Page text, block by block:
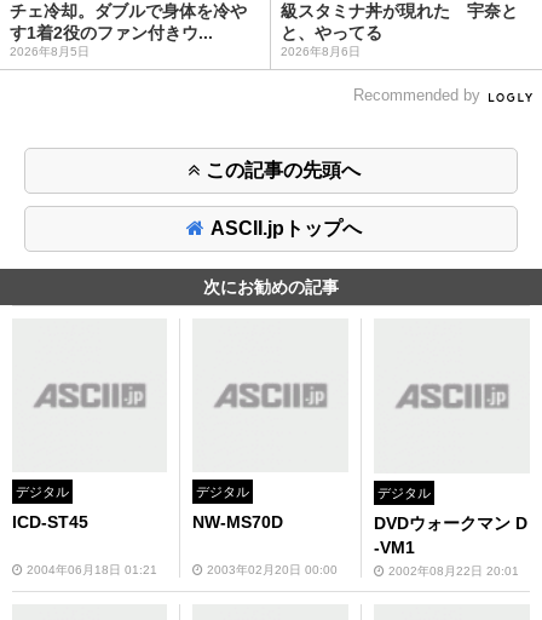
チェ冷却。ダブルで身体を冷や
す1着2役のファン付きウ...
2026年8月5日
級スタミナ丼が現れた 宇奈と
と、やってる
2026年8月6日
Recommended by
この記事の先頭へ
ASCII.jpトップへ
次にお勧めの記事
デジタル
ICD-ST45
2004年06月18日 01:21
デジタル
NW-MS70D
2003年02月20日 00:00
デジタル
DVDウォークマン D
-VM1
2002年08月22日 20:01